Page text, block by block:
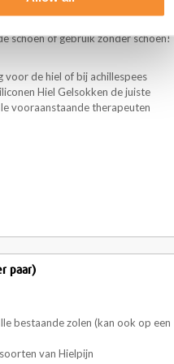
schoen of gebruik zonder schoen!
de hiel of bij achillespees
Hiel Gelsokken de juiste
vooraanstaande therapeuten
paar)
bestaande zolen (kan ook op een
van Hielpijn